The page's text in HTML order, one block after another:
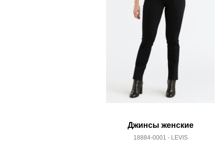
Джинсы женские
18884-0001 - LEVIS